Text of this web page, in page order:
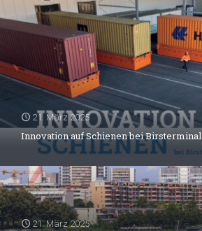
21. März 2025
Innovation auf Schienen bei Birsterminal
21. März 2025